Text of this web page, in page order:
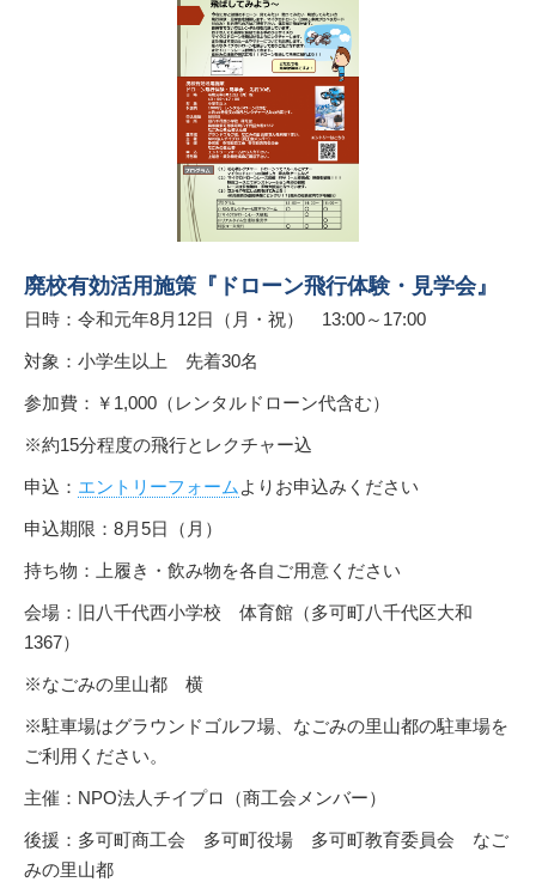
廃校有効活用施策『ドローン飛行体験・見学会』
日時：令和元年8月12日（月・祝） 13:00～17:00
対象：小学生以上 先着30名
参加費：￥1,000（レンタルドローン代含む）
※約15分程度の飛行とレクチャー込
申込： エントリーフォーム よりお申込みください
申込期限：8月5日（月）
持ち物：上履き・飲み物を各自ご用意ください
会場：旧八千代西小学校 体育館（多可町八千代区大和
1367）
※なごみの里山都 横
※駐車場はグラウンドゴルフ場、なごみの里山都の駐車場を
ご利用ください。
主催：NPO法人チイプロ（商工会メンバー）
後援：多可町商工会 多可町役場 多可町教育委員会 なご
みの里山都